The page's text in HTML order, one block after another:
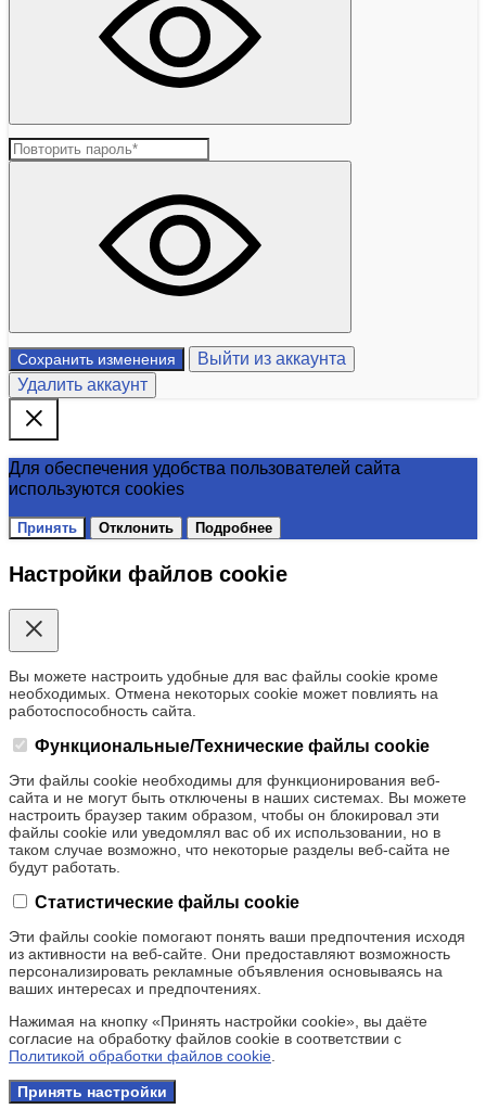
Сохранить изменения
Выйти из аккаунта
Удалить аккаунт
Для обеспечения удобства пользователей сайта
используются cookies
Принять Отклонить Подробнее
Настройки файлов cookie
Вы можете настроить удобные для вас файлы cookie кроме
необходимых. Отмена некоторых cookie может повлиять на
работоспособность сайта.
Функциональные/Технические файлы cookie
Эти файлы cookie необходимы для функционирования веб-
сайта и не могут быть отключены в наших системах. Вы можете
настроить браузер таким образом, чтобы он блокировал эти
файлы cookie или уведомлял вас об их использовании, но в
таком случае возможно, что некоторые разделы веб-сайта не
будут работать.
Статистические файлы cookie
Эти файлы cookie помогают понять ваши предпочтения исходя
из активности на веб-сайте. Они предоставляют возможность
персонализировать рекламные объявления основываясь на
ваших интересах и предпочтениях.
Нажимая на кнопку «Принять настройки cookie», вы даёте
согласие на обработку файлов cookie в соответствии с
Политикой обработки файлов cookie.
Принять настройки